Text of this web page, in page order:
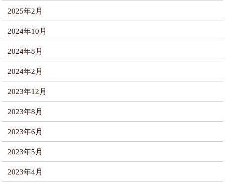
2025年2月
2024年10月
2024年8月
2024年2月
2023年12月
2023年8月
2023年6月
2023年5月
2023年4月